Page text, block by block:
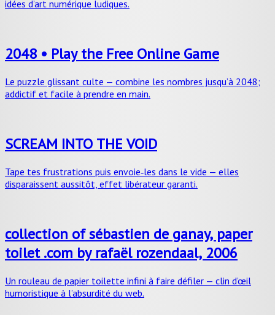
idées d’art numérique ludiques.
2048 • Play the Free Online Game
Le puzzle glissant culte — combine les nombres jusqu’à 2048;
addictif et facile à prendre en main.
SCREAM INTO THE VOID
Tape tes frustrations puis envoie‑les dans le vide — elles
disparaissent aussitôt, effet libérateur garanti.
collection of sébastien de ganay, paper
toilet .com by rafaël rozendaal, 2006
Un rouleau de papier toilette infini à faire défiler — clin d’œil
humoristique à l’absurdité du web.